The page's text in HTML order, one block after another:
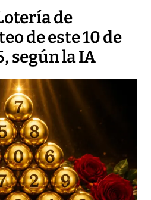
de
de este 10 de
según la IA